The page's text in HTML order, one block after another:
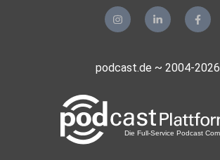
podcast.de ~ 2004-2026